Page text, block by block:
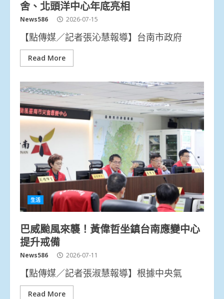
舍、北頭洋中心年底亮相
News586 2026-07-15
【點傳媒／記者張沁慧報導】台南市政府
Read More
生活
巴威颱風來襲！黃偉哲坐鎮台南應變中心
提升戒備
News586 2026-07-11
【點傳媒／記者張淑慧報導】根據中央氣
Read More